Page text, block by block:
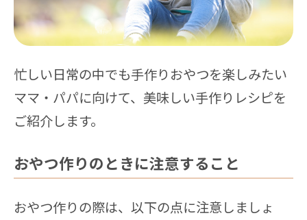
忙しい日常の中でも手作りおやつを楽しみたい
ママ・パパに向けて、美味しい手作りレシピを
ご紹介します。
おやつ作りのときに注意すること
おやつ作りの際は、以下の点に注意しましょ